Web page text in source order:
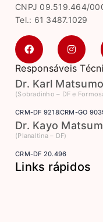
CNPJ 09.519.464/
Tel.: 61 3487.1029
Responsáveis
Dr. Karl
(Sobradinho – DF e
CRM-DF 9218CRM-GO
Dr. Kayo
(Planaltina – DF)
CRM-DF 20.496
Links rápidos